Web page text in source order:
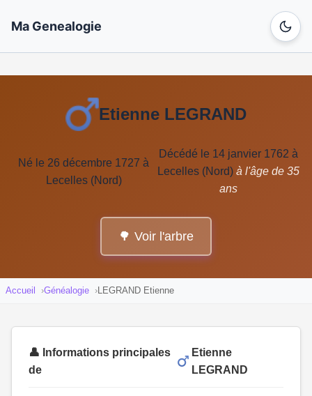
Ma Genealogie
Etienne LEGRAND
Né le 26 décembre 1727 à
Lecelles (Nord)
Décédé le 14 janvier 1762 à
Lecelles (Nord) à l'âge de 35
ans
🌳 Voir l'arbre
Accueil Généalogie LEGRAND Etienne
👤 Informations principales
de
Etienne
LEGRAND